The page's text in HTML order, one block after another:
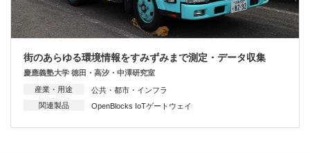
街のあらゆる環境情報をすみずみまで測定・データ収集
慶應義塾大学 徳田・高汐・中澤研究室
産業・用途
公共・都市・インフラ
関連製品
OpenBlocks IoTゲートウェイ